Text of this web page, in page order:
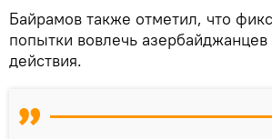
Байрамов также отметил, что
попытки вовлечь
действия.